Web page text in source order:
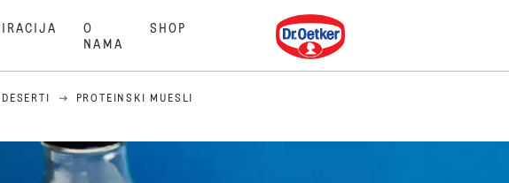
O
NAMA
SHOP Dr. Oetker
DESERTI PROTEINSKI MUESLI